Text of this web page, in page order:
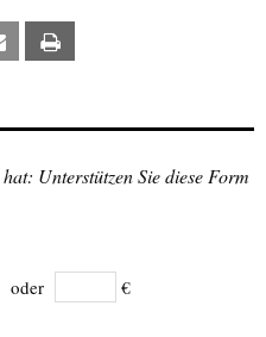
Email
Unterstützen Sie diese Form
oder €